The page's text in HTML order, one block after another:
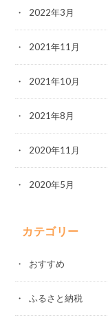
2022年3月
2021年11月
2021年10月
2021年8月
2020年11月
2020年5月
カテゴリー
おすすめ
ふるさと納税